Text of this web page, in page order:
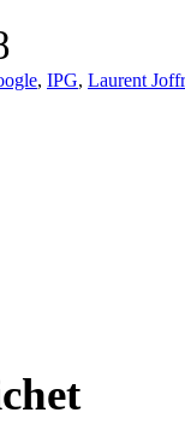
, IPG, Laurent